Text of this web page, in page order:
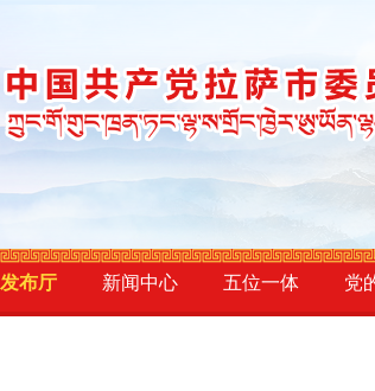
发布厅 新闻中心 五位一体 党